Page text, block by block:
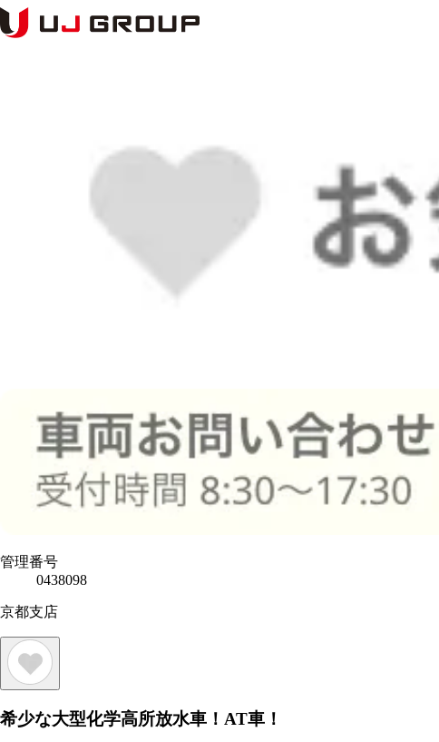
管理番号
0438098
京都支店
希少な大型化学高所放水車！AT車！